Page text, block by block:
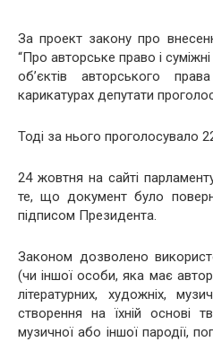
За проект закону про
“Про авторське право і
об’єктів авторського
карикатурах депутати
Тоді за нього проголосувало
24 жовтня на сайті
те, що документ було
підписом Президента.
Законом дозволено
(чи іншої особи, яка має
літературних, художніх,
створення на їхній основі
музичної або іншої пародії,